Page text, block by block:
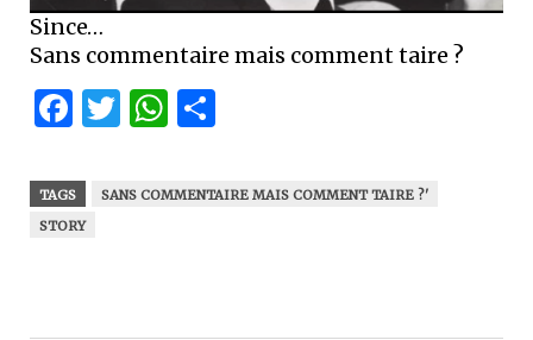
Since…
Sans commentaire mais comment taire ?
Facebook
Twitter
WhatsApp
TAGS
SANS COMMENTAIRE MAIS COMMENT TAIRE ?'
STORY